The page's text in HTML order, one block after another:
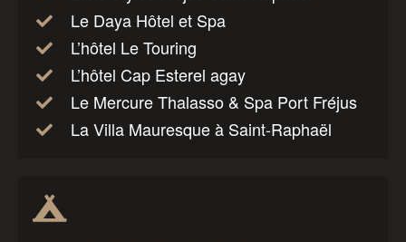
Le Daya Hôtel et Spa
L’hôtel Le Touring
L’hôtel Cap Esterel agay
Le Mercure Thalasso & Spa Port Fréjus
La Villa Mauresque à Saint-Raphaël